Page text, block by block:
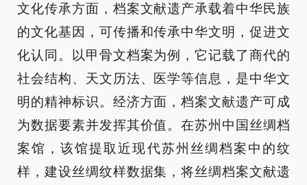
文化传承方面，档案文献遗产承载着中华民族
的文化基因，可传播和传承中华文明，促进文
化认同。以甲骨文档案为例，它记载了商代的
社会结构、天文历法、医学等信息，是中华文
明的精神标识。经济方面，档案文献遗产可成
为数据要素并发挥其价值。在苏州中国丝绸档
案馆，该馆提取近现代苏州丝绸档案中的纹
样，建设丝绸纹样数据集，将丝绸档案文献遗